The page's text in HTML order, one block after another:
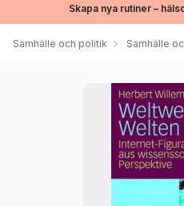
Skapa nya rutiner –
Samhälle och politik Samhälle